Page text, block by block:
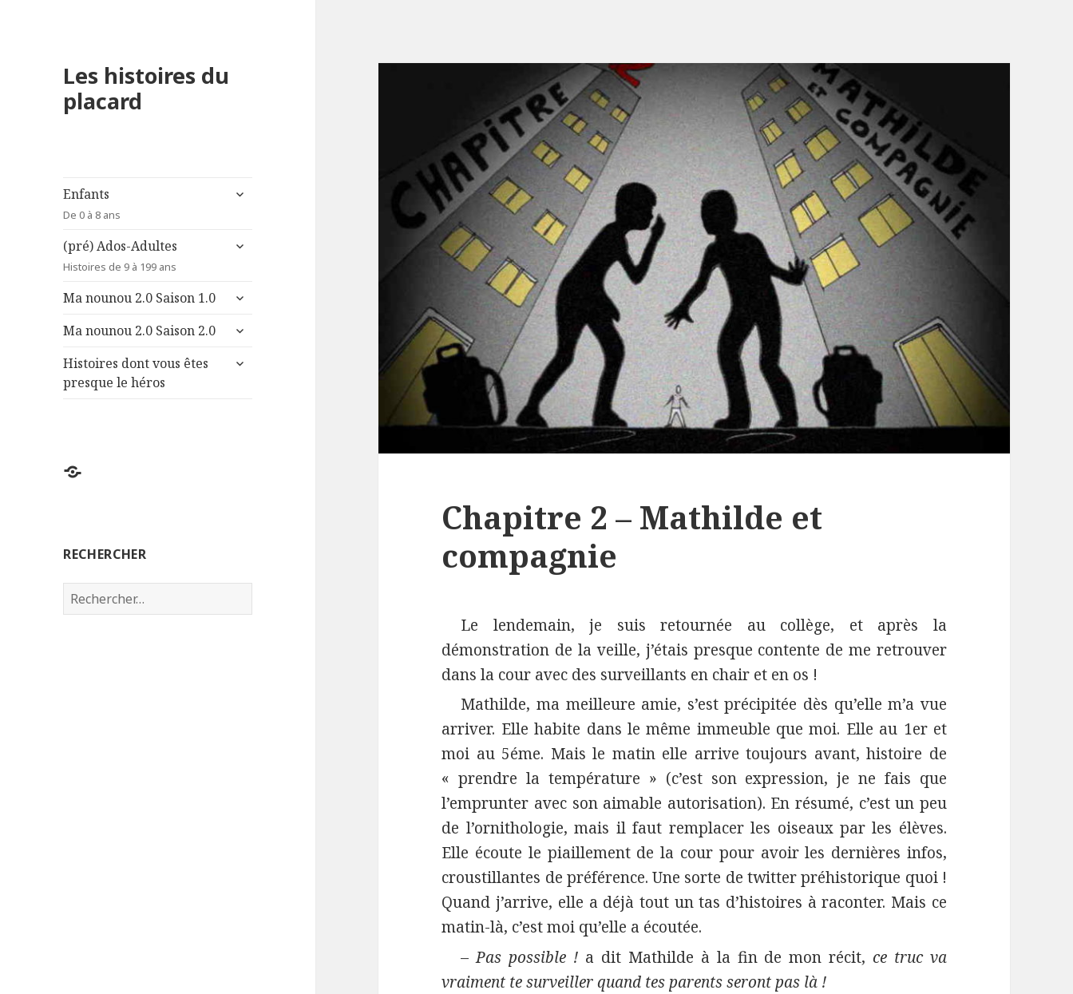
Les histoires du
placard
Enfants
De 0 à 8 ans
ouvrir
menu
(pré) Ados-Adultes
Histoires de 9 à 199 ans
ouvrir
menu
Ma nounou 2.0 Saison 1.0
ouvrir
sous-
Ma nounou 2.0 Saison 2.0
ouvrir
sous-
Histoires dont vous êtes
presque le héros
ouvrir
Chapitre
Le
RECHERCHER
Rechercher :
Chapitre 2 – Mathilde et
compagnie
Le lendemain, je suis retournée au collège, et après la
démonstration de la veille, j’étais presque contente de me retrouver
dans la cour avec des surveillants en chair et en os !
Mathilde, ma meilleure amie, s’est précipitée dès qu’elle m’a vue
arriver. Elle habite dans le même immeuble que moi. Elle au 1er et
moi au 5éme. Mais le matin elle arrive toujours avant, histoire de
« prendre la température » (c’est son expression, je ne fais que
l’emprunter avec son aimable autorisation). En résumé, c’est un peu
de l’ornithologie, mais il faut remplacer les oiseaux par les élèves.
Elle écoute le piaillement de la cour pour avoir les dernières infos,
croustillantes de préférence. Une sorte de twitter préhistorique quoi !
Quand j’arrive, elle a déjà tout un tas d’histoires à raconter. Mais ce
matin-là, c’est moi qu’elle a écoutée.
–Pas possible ! a dit Mathilde à la fin de mon récit,ce truc va
vraiment te surveiller quand tes parents seront pas là !